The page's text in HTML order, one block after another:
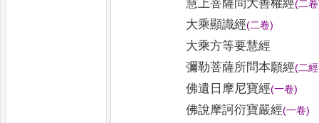
慧上菩薩問大善權經(二卷
大乘顯識經(二卷)
大乘方等要慧經
彌勒菩薩所問本願經(二
佛遺日摩尼寶經(一卷)
佛說摩訶衍寶嚴經(一卷)